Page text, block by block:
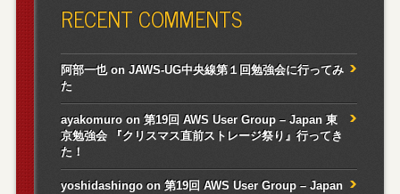
RECENT COMMENTS
阿部一也onJAWS-UG中央線第１回勉強会に行ってみ
た
ayakomuroon第19回 AWS User Group – Japan 東
京勉強会 『クリスマス直前ストレージ祭り』行ってき
た！
yoshidashingoon第19回 AWS User Group – Japan